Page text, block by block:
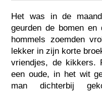
Het was in de
geurden de bomen
hommels zoemden
lekker in zijn korte
vriendjes, de kikkers.
een oude, in het wit
man dichterbij